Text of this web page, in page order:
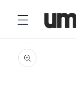
directamente
al contenido
a la
información